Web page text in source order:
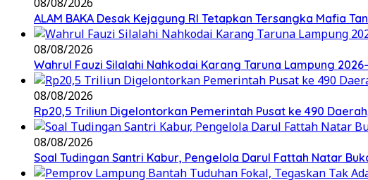
ALAM BAKA Desak Kejagung RI Tetapkan Tersangka Mafia
08/08/2026
Wahrul Fauzi Silalahi Nahkodai Karang Taruna Lampung
08/08/2026
Rp20,5 Triliun Digelontorkan Pemerintah Pusat ke 490
08/08/2026
Soal Tudingan Santri Kabur, Pengelola Darul Fattah Natar